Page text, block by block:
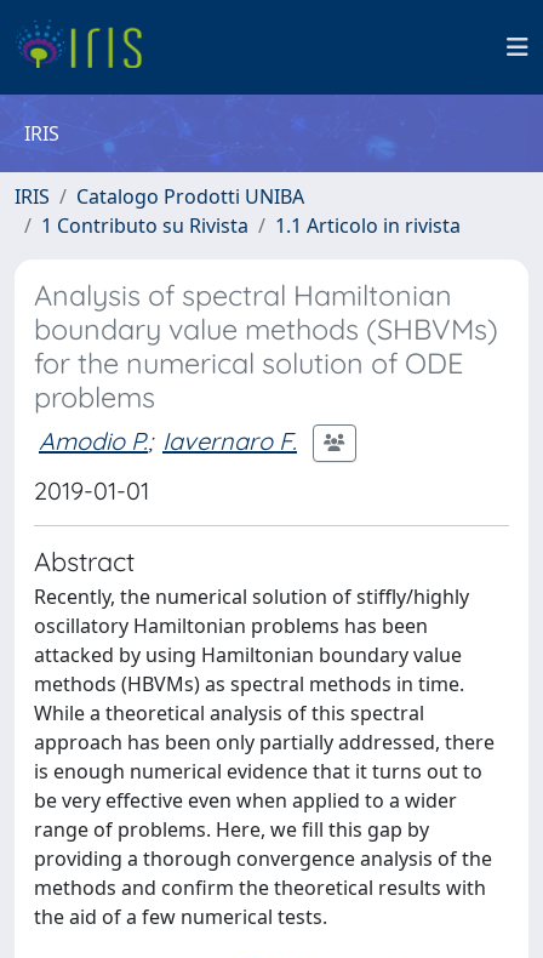
IRIS
IRIS
Catalogo Prodotti UNIBA
1 Contributo su Rivista
1.1 Articolo in rivista
Analysis of spectral Hamiltonian
boundary value methods (SHBVMs)
for the numerical solution of ODE
problems
Amodio P.; Iavernaro F.
2019-01-01
Abstract
Recently, the numerical solution of stiffly/highly
oscillatory Hamiltonian problems has been
attacked by using Hamiltonian boundary value
methods (HBVMs) as spectral methods in time.
While a theoretical analysis of this spectral
approach has been only partially addressed, there
is enough numerical evidence that it turns out to
be very effective even when applied to a wider
range of problems. Here, we fill this gap by
providing a thorough convergence analysis of the
methods and confirm the theoretical results with
the aid of a few numerical tests.